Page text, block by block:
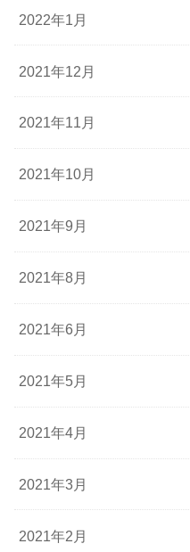
2022年1月
2021年12月
2021年11月
2021年10月
2021年9月
2021年8月
2021年6月
2021年5月
2021年4月
2021年3月
2021年2月